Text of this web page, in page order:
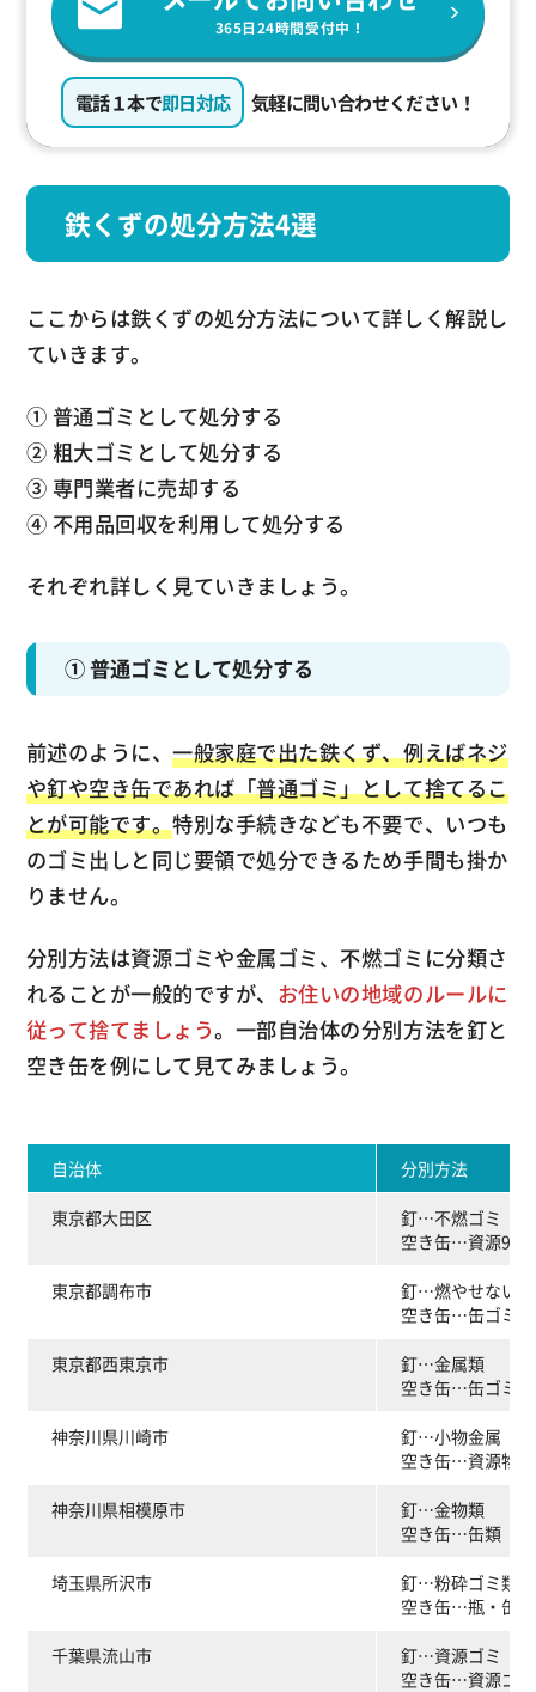
365日24時間受付中！
電話１本で即日対応 気軽に問い合わせください！
鉄くずの処分方法4選
ここからは鉄くずの処分方法について詳しく解説し
ていきます。
① 普通ゴミとして処分する
② 粗大ゴミとして処分する
③ 専門業者に売却する
④ 不用品回収を利用して処分する
それぞれ詳しく見ていきましょう。
① 普通ゴミとして処分する
前述のように、一般家庭で出た鉄くず、例えばネジ
や釘や空き缶であれば「普通ゴミ」として捨てるこ
とが可能です。特別な手続きなども不要で、いつも
のゴミ出しと同じ要領で処分できるため手間も掛か
りません。
分別方法は資源ゴミや金属ゴミ、不燃ゴミに分類さ
れることが一般的ですが、 お住いの地域のルールに
従って捨てましょう。一部自治体の分別方法を釘と
空き缶を例にして見てみましょう。
自治体 分別方法
東京都大田区
釘…不燃ゴミ
空き缶…資源9品
東京都調布市
釘…燃やせない
空き缶…缶ゴミ
東京都西東京市
釘…金属類
空き缶…缶ゴミ
神奈川県川崎市
釘…小物金属
空き缶…資源物
神奈川県相模原市
釘…金物類
空き缶…缶類
埼玉県所沢市
釘…粉砕ゴミ類
空き缶…瓶・缶
千葉県流山市
釘…資源ゴミ
空き缶…資源ゴミ